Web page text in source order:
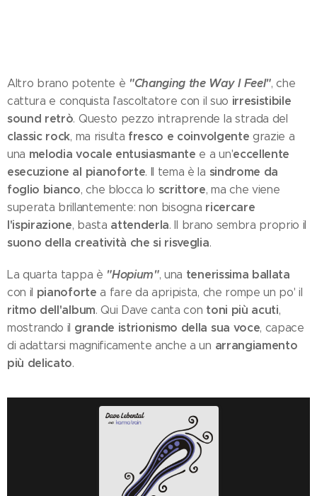
Altro brano potente è "Changing the Way I Feel", che
cattura e conquista l'ascoltatore con il suo irresistibile
sound retrò. Questo pezzo intraprende la strada del
classic rock, ma risulta fresco e coinvolgente grazie a
una melodia vocale entusiasmante e a un'eccellente
esecuzione al pianoforte. Il tema è la sindrome da
foglio bianco, che blocca lo scrittore, ma che viene
superata brillantemente: non bisogna ricercare
l'ispirazione, basta attenderla. Il brano sembra proprio il
suono della creatività che si risveglia.
La quarta tappa è "Hopium", una tenerissima ballata
con il pianoforte a fare da apripista, che rompe un po' il
ritmo dell'album. Qui Dave canta con toni più acuti,
mostrando il grande istrionismo della sua voce, capace
di adattarsi magnificamente anche a un arrangiamento
più delicato.